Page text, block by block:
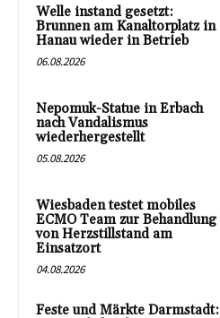
Welle instand gesetzt:
Brunnen am Kanaltorplatz in
Hanau wieder in Betrieb
06.08.2026
Nepomuk-Statue in Erbach
nach Vandalismus
wiederhergestellt
05.08.2026
Wiesbaden testet mobiles
ECMO Team zur Behandlung
von Herzstillstand am
Einsatzort
04.08.2026
Feste und Märkte Darmstadt: